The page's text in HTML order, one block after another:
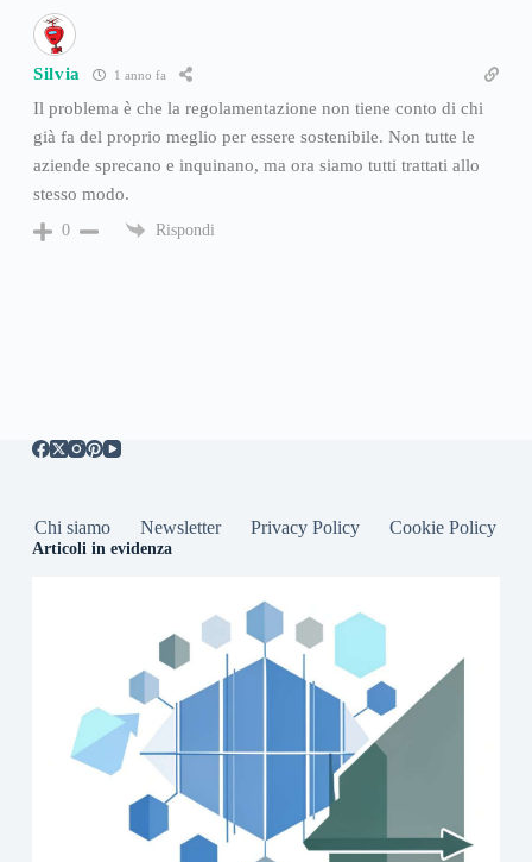
Silvia 1 anno fa
Il problema è che la regolamentazione non tiene conto di chi
già fa del proprio meglio per essere sostenibile. Non tutte le
aziende sprecano e inquinano, ma ora siamo tutti trattati allo
stesso modo.
0 Rispondi
Chi siamo Newsletter Privacy Policy Cookie Policy
Articoli in evidenza